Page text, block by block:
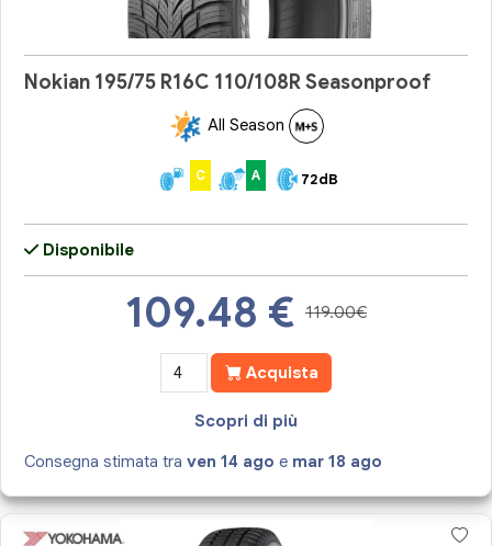
Nokian 195/75 R16C 110/108R Seasonproof
All Season
C A 72dB
Disponibile
109.48 € 119.00€
Acquista
Scopri di più
Consegna stimata traven 14 ago e mar 18 ago